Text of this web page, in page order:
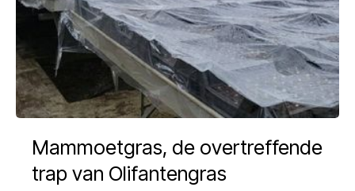
Mammoetgras, de overtreffende
trap van Olifantengras